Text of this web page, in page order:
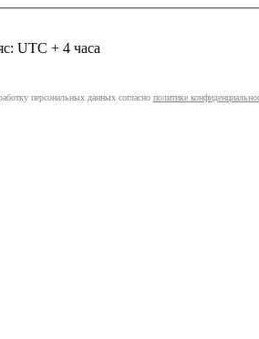
UTC + 4 часа
персональных данных согласно политике